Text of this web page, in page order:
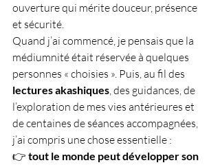
ouverture qui mérite douceur, présence
et sécurité.
Quand j’ai commencé, je pensais que la
médiumnité était réservée à quelques
personnes « choisies ». Puis, au fil des
lectures akashiques, des guidances, de
l’exploration de mes vies antérieures et
de centaines de séances accompagnées,
j’ai compris une chose essentielle :
👉 tout le monde peut développer son